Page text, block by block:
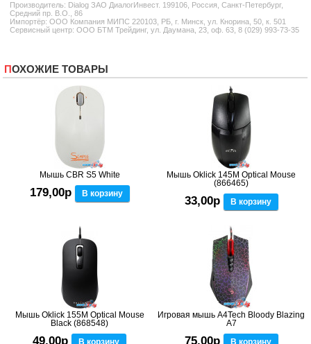
Производитель: Dialog ЗАО ДиалогИнвест. 199106, Россия, Санкт-Петербург,
Средний пр. В.О., 86
Импортёр: ООО Компания МИПС 220103, РБ, г. Минск, ул. Кнорина, 50, к. 501
Сервисный центр: ООО БТМ Трейдинг, ул. Даумана, 23, оф. 63, 8 (029) 993-73-35
ПОХОЖИЕ ТОВАРЫ
Мышь CBR S5 White
179,00р В корзину
Мышь Oklick 145M Optical Mouse
(866465)
33,00р В корзину
Мышь Oklick 155M Optical Mouse
Black (868548)
49,00р В корзину
Игровая мышь A4Tech Bloody Blazing
A7
75,00р В корзину